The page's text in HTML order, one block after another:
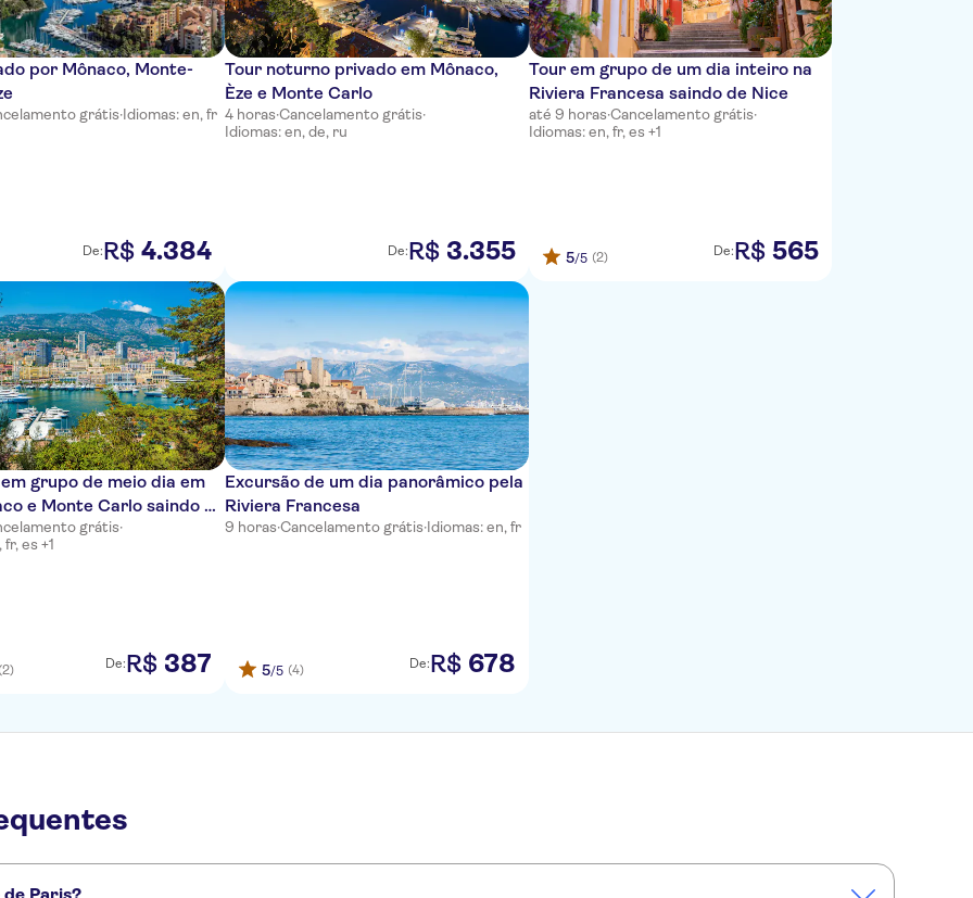
por Mônaco, Monte-
grátis·Idiomas: en, fr
De:R$ 4.384
Tour noturno privado em Mônaco,
Èze e Monte Carlo
4 horas·Cancelamento grátis·
Idiomas: en, de, ru
De:R$ 3.355
Tour em grupo de um dia inteiro na
Riviera Francesa saindo de Nice
até 9 horas·Cancelamento grátis·
Idiomas: en, fr, es +1
5/5 (2) De:R$ 565
grupo de meio dia em
e Monte Carlo saindo de
grátis·
es +1
(2) De:R$ 387
Excursão de um dia panorâmico pela
Riviera Francesa
9 horas·Cancelamento grátis·Idiomas: en, fr
5/5 (4) De:R$ 678